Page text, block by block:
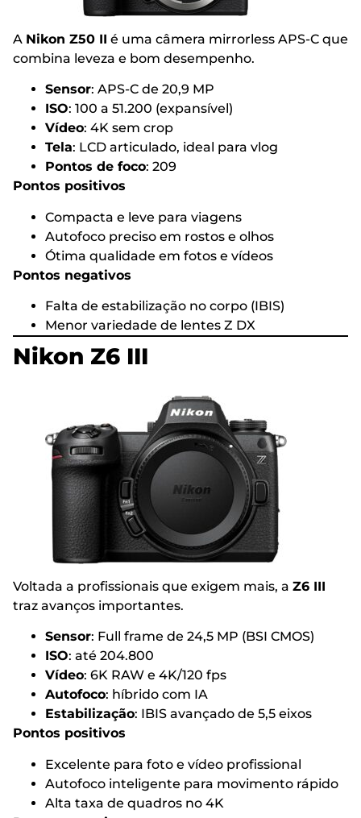
A Nikon Z50 II é uma câmera mirrorless APS-C que
combina leveza e bom desempenho.
Sensor: APS-C de 20,9 MP
ISO: 100 a 51.200 (expansível)
Vídeo: 4K sem crop
Tela: LCD articulado, ideal para vlog
Pontos de foco: 209
Pontos positivos
Compacta e leve para viagens
Autofoco preciso em rostos e olhos
Ótima qualidade em fotos e vídeos
Pontos negativos
Falta de estabilização no corpo (IBIS)
Menor variedade de lentes Z DX
Nikon Z6 III
Voltada a profissionais que exigem mais, a Z6 III
traz avanços importantes.
Sensor: Full frame de 24,5 MP (BSI CMOS)
ISO: até 204.800
Vídeo: 6K RAW e 4K/120 fps
Autofoco: híbrido com IA
Estabilização: IBIS avançado de 5,5 eixos
Pontos positivos
Excelente para foto e vídeo profissional
Autofoco inteligente para movimento rápido
Alta taxa de quadros no 4K